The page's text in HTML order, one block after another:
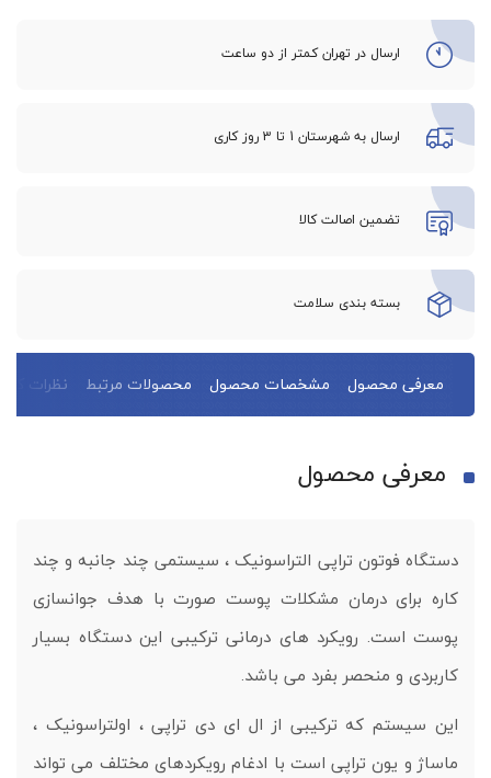
ارسال در تهران کمتر از دو ساعت
ارسال به شهرستان 1 تا 3 روز کاری
تضمین اصالت کالا
بسته بندی سلامت
معرفی محصول مشخصات محصول محصولات مرتبط نظرات
معرفی محصول
دستگاه فوتون تراپی التراسونیک ، سیستمی چند جانبه و چند
کاره برای درمان مشکلات پوست صورت با هدف جوانسازی
پوست است. رویکرد های درمانی ترکیبی این دستگاه بسیار
کاربردی و منحصر بفرد می باشد.
این سیستم که ترکیبی از ال ای دی تراپی ، اولتراسونیک ،
ماساژ و یون تراپی است با ادغام رویکردهای مختلف می تواند